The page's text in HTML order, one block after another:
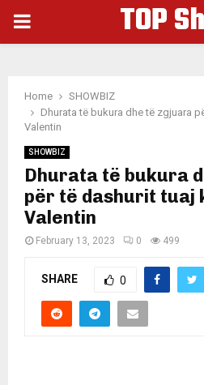
PRIMARY
TOP
Home
SHOWBIZ
Dhurata të bukura dhe të zgjuara
Valentin
SHOWBIZ
Dhurata të bukura
për të dashurit tuaj
Valentin
February 13, 2023 0 499
SHARE 0